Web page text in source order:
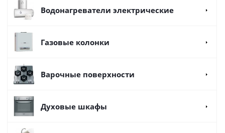
Водонагреватели электрические
Газовые колонки
Варочные поверхности
Духовые шкафы